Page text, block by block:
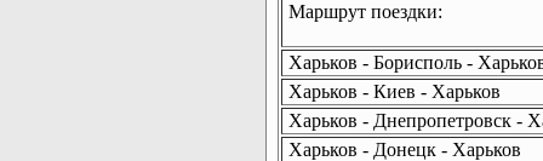
Маршрут поездки:
Харьков - Борисполь -
Харьков - Киев - Харьков
Харьков - Днепропетровск -
Харьков - Донецк - Харьков